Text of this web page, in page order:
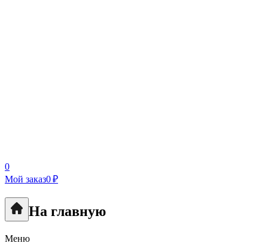
0
Мой заказ0 ₽
На главную
Меню